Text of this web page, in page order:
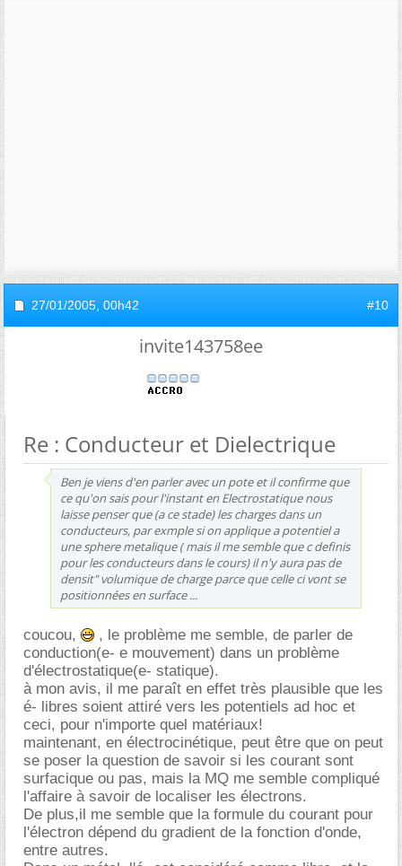
27/01/2005, 00h42 #10
invite143758ee
Re : Conducteur et Dielectrique
Ben je viens d'en parler avec un pote et il confirme que
ce qu'on sais pour l'instant en Electrostatique nous
laisse penser que (a ce stade) les charges dans un
conducteurs, par exmple si on applique a potentiel a
une sphere metalique ( mais il me semble que c definis
pour les conducteurs dans le cours) il n'y aura pas de
densit" volumique de charge parce que celle ci vont se
positionnées en surface ...
coucou,
, le problème me semble, de parler de
conduction(e- e mouvement) dans un problème
d'électrostatique(e- statique).
à mon avis, il me paraît en effet très plausible que les
é- libres soient attiré vers les potentiels ad hoc et
ceci, pour n'importe quel matériaux!
maintenant, en électrocinétique, peut être que on peut
se poser la question de savoir si les courant sont
surfacique ou pas, mais la MQ me semble compliqué
l'affaire à savoir de localiser les électrons.
De plus,il me semble que la formule du courant pour
l'électron dépend du gradient de la fonction d'onde,
entre autres.